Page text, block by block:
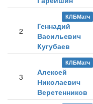
2
КЛБМатч
Геннадий
Васильевич
Кугубаев
3
КЛБМатч
Алексей
Николаевич
Веретенников